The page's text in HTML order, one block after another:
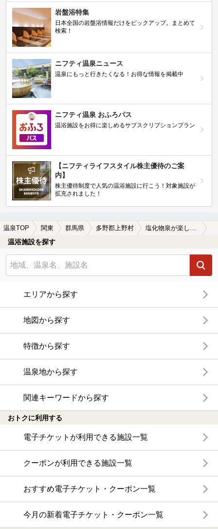
岩盤浴特集
日本全国の岩盤浴情報だけをピックアップ。まとめて
検索！
ニフティ温泉ニュース
温泉にもっと行きたくなる！お得な情報を掲載中
ニフティ温泉 おふろパス
温浴施設をお得に楽しめるサブスクリプションプラン
【ニフティライフスタイル株主優待のご案
内】
株主優待制度で人気の温浴施設に行こう！対象施設が
拡充されました！
温泉TOP 関東 群馬県 多野郡上野村 塩化物泉が楽しめる多野郡上野村の温泉、日帰り温泉、スーパー銭湯おすすめ
温浴施設を探す
エリアから探す
地図から探す
特徴から探す
温泉地から探す
関連キーワードから探す
おトクに利用する
電子チケットが利用できる施設一覧
クーポンが利用できる施設一覧
おすすめ電子チケット・クーポン一覧
今月の新着電子チケット・クーポン一覧